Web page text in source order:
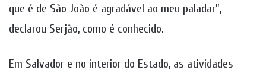
que é de São João é agradável ao meu paladar”,
declarou Serjão, como é conhecido.
Em Salvador e no interior do Estado, as atividades